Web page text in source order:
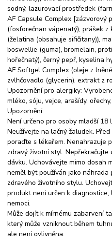
sodný, lazurovací prostředek
AF Capsule Complex [zázvorový
(fosforečnan vápenatý), prášek z
(želatina (obsahuje siřičitany)),
boswellie (guma), bromelain,
hořečnatý), černý pepř, kyselina
AF Softgel Complex (oleje z
zvlhčovadlo (glycerin), extrakt z
Upozornění pro alergiky:
mléko, sóju, vejce, arašídy,
Upozornění:
Není určeno pro osoby mladší 18
Neužívejte na lačný žaludek.
poraďte s lékařem. Nenahrazuje
zdravý životní styl.
dávku. Uchovávejte mimo dosah
neměl být používán jako
zdravého životního stylu.
produkt není určen k
nemoci.
Může dojít k mírnému zabarvení
který může vzniknout během
ale není ovlivněna.